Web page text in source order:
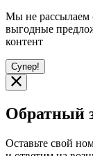
Мы не рассылаем
выгодные
контент
Супер!
Обратный
Оставьте свой